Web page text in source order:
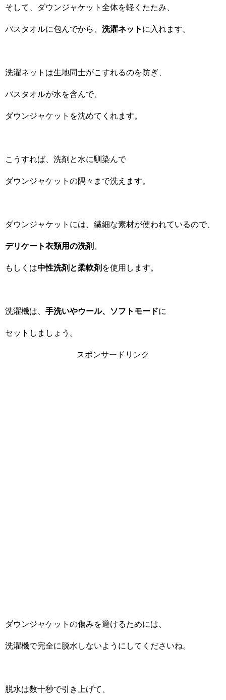
そして、ダウンジャケット全体を軽くたたみ、
バスタオルに包んでから、 洗濯ネット に入れます。
洗濯ネットは生地同士がこすれるのを防ぎ、
バスタオルが水を含んで、
ダウンジャケットを沈めてくれます。
こうすれば、洗剤と水に馴染んで
ダウンジャケットの隅々まで洗えます。
ダウンジャケットには、繊細な素材が使われているので、
デリケート衣類用の洗剤
もしくは中性洗剤と柔軟剤 を使用します。
洗濯機は、 手洗いやウール、ソフトモードに
セットしましょう。
スポンサードリンク
ダウンジャケットの傷みを避けるためには、
洗濯機で完全に脱水しないようにしてくださいね。
脱水は数十秒で引き上げて、